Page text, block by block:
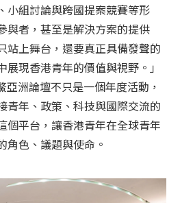
小組討論與跨國提案競賽等形
與者，甚至是解決方案的提供
站上舞台，還要真正具備發聲的
現香港青年的價值與視野。」
洲論壇不只是一個年度活動，
青年、政策、科技與國際交流的
個平台，讓香港青年在全球青年
角色、議題與使命。